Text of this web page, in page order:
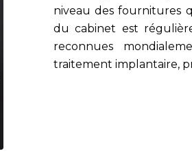
niveau des fournitures
du cabinet est
reconnues
traitement implantaire,